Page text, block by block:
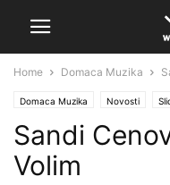
Home Domaca Muzika
Domaca Muzika Novosti
Sandi
Volim